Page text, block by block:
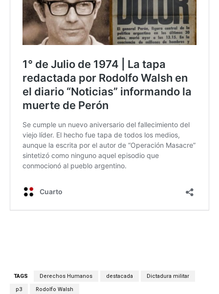
TAGS Derechos Humanos destacada Dictadura militar
p3 Rodolfo Walsh